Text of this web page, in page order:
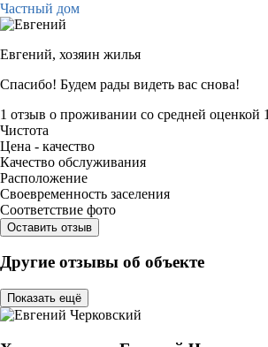
Частный дом
Евгений, хозяин жилья
Спасибо! Будем рады видеть вас снова!
1 отзыв о проживании со средней оценкой
Чистота
Цена - качество
Качество обслуживания
Расположение
Своевременность заселения
Соответствие фото
Оставить отзыв
Другие отзывы об объекте
Показать ещё